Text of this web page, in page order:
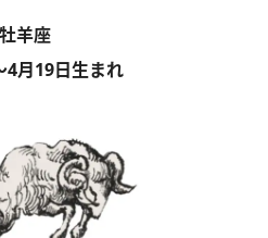
牡羊座
4月19日生まれ